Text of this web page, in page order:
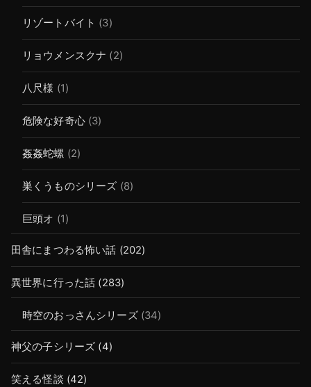
リゾートバイト (3)
リョウメンスクナ (2)
八尺様 (1)
危険な好奇心(3)
姦姦蛇螺 (2)
巣くうものシリーズ (8)
巨頭オ (1)
田舎にまつわる怖い話 (202)
異世界に行った話 (283)
時空のおっさんシリーズ(34)
神父の子シリーズ (4)
笑える怪談 (42)